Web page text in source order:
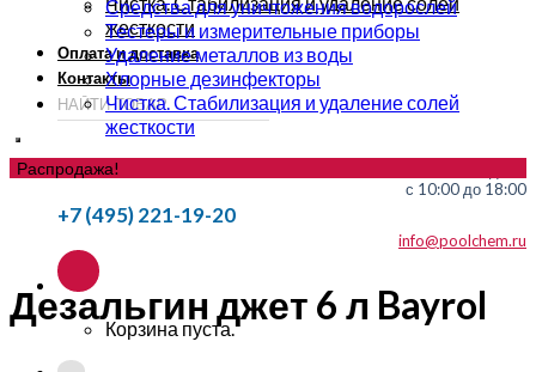
жесткости
Оплата и доставка
Контакты
с 10:00 до 18:00
+7 (495) 221-19-20
info@poolchem.ru
Корзина пуста.
Средства для уничтожения водорослей
Тестеры и измерительные приборы
Удаление металлов из воды
Хлорные дезинфекторы
Чистка. Стабилизация и удаление солей
жесткости
Распродажа!
Дезальгин джет 6 л Bayrol